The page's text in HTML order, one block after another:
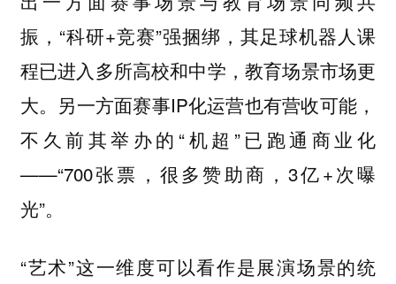
振，“科研+竞赛”强捆绑，其足球机器人课
程已进入多所高校和中学，教育场景市场更
大。另一方面赛事IP化运营也有营收可能，
不久前其举办的“机超”已跑通商业化
——“700张票，很多赞助商，3亿+次曝
光”。
“艺术”这一维度可以看作是展演场景的统